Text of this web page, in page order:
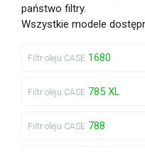
państwo filtry.
Wszystkie modele
Filtr oleju CASE 1680
Filtr oleju CASE 785 XL
Filtr oleju CASE 788